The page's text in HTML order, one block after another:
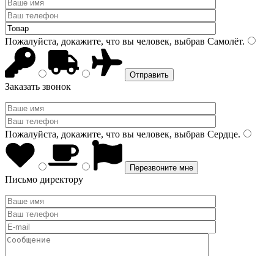
Пожалуйста, докажите, что вы человек, выбрав Самолёт.
Заказать звонок
Пожалуйста, докажите, что вы человек, выбрав Сердце.
Письмо директору